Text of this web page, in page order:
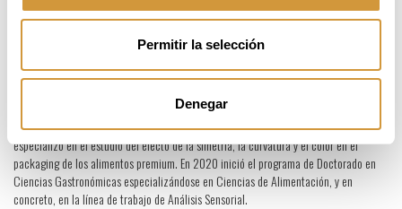
Permitir la selección
Denegar
alimentación y la gastronomía. La tesis presentada hoy por Elena Romeo nos reafirma
Elena Romeo (1993, Zaragoza) trabaja desde 2019 como investigadora en análisis
sensorial en BCC Innovation. Realizó sus estudios del grado en Biotecnología en la
e Investigación Criminal en la Universidad Autónoma de Madrid. En 2019 se graduó
en el Máster en Ciencias Gastronómicas de Basque Culinary Center, donde se
especializó en el estudio del efecto de la simetría, la curvatura y el color en el
packaging de los alimentos premium. En 2020 inició el programa de Doctorado en
Ciencias Gastronómicas especializándose en Ciencias de Alimentación, y en
concreto, en la línea de trabajo de Análisis Sensorial.